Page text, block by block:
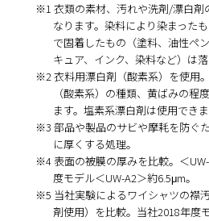
※1 衣類の素材、汚れや洗剤/漂白剤
なります。染料により染まった
で固着したもの（塗料、油性ペ
キュア、インク、染料など）は落
※2 衣料用漂白剤（酸素系）を使用
（酸素系）の種類、黄ばみの程
ます。塩素系漂白剤は使用できま
※3 部品や製品のサビや摩耗を防ぐ
に厚くする処理。
※4 表面の被膜の厚みを比較。＜
度モデル＜UW-A2＞約6.5μm。
※5 当社実験によるワイシャツの襟
剤使用）を比較。当社2018年度